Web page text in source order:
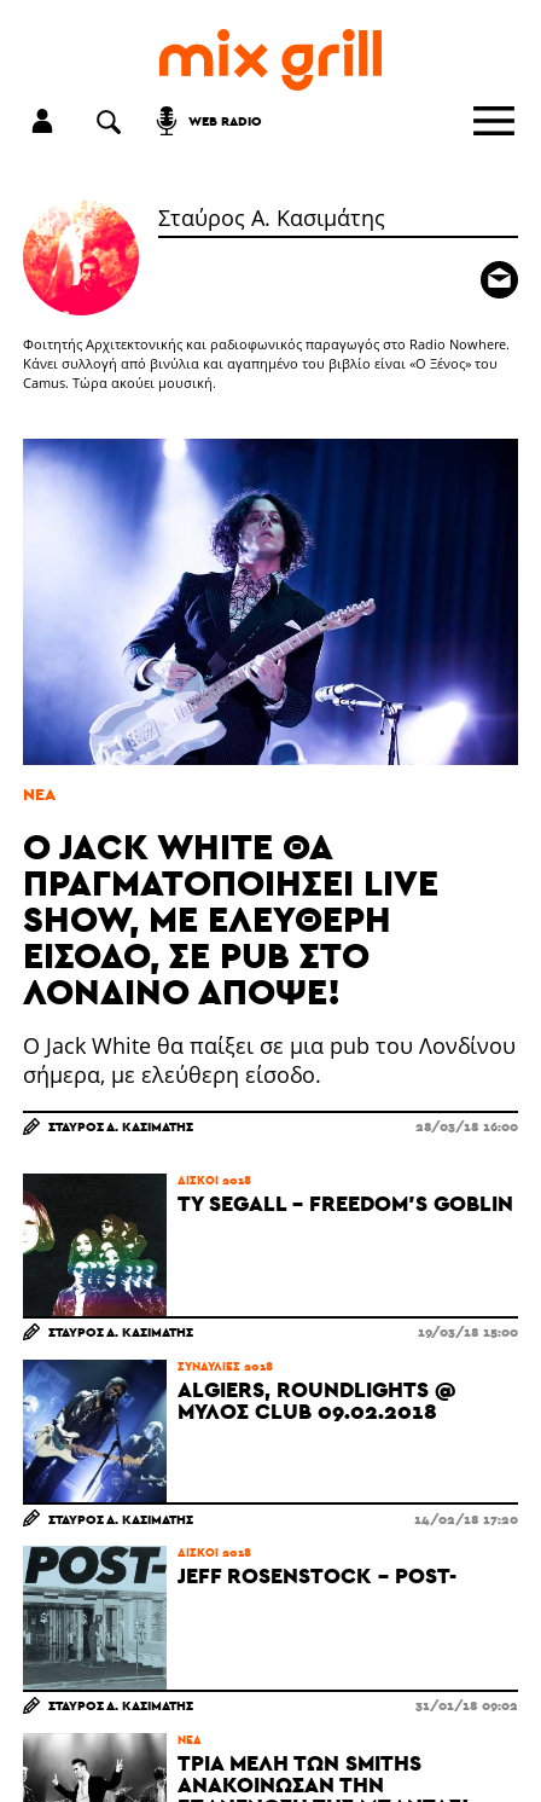
WEB RADIO
Σταύρος Α. Κασιμάτης
Φοιτητής Αρχιτεκτονικής και ραδιοφωνικός παραγωγός στο Radio Nowhere.
Κάνει συλλογή από βινύλια και αγαπημένο του βιβλίο είναι «Ο Ξένος» του
Camus. Τώρα ακούει μουσική.
ΝΈΑ
O JACK WHITE ΘΑ
ΠΡΑΓΜΑΤΟΠΟΙΉΣΕΙ LIVE
SHOW, ΜΕ ΕΛΕΎΘΕΡΗ
ΕΊΣΟΔΟ, ΣΕ PUB ΣΤΟ
ΛΟΝΔΊΝΟ ΑΠΌΨΕ!
Ο Jack White θα παίξει σε μια pub του Λονδίνου
σήμερα, με ελεύθερη είσοδο.
ΣΤΑΎΡΟΣ Α. ΚΑΣΙΜΆΤΗΣ 28/03/18 16:00
ΔΊΣΚΟΙ 2018
TY SEGALL – FREEDOM’S GOBLIN
ΣΤΑΎΡΟΣ Α. ΚΑΣΙΜΆΤΗΣ 19/03/18 15:00
ΣΥΝΑΥΛΊΕΣ 2018
ALGIERS, ROUNDLIGHTS @
ΜΎΛΟΣ CLUB 09.02.2018
ΣΤΑΎΡΟΣ Α. ΚΑΣΙΜΆΤΗΣ 14/02/18 17:20
ΔΊΣΚΟΙ 2018
JEFF ROSENSTOCK - POST-
ΣΤΑΎΡΟΣ Α. ΚΑΣΙΜΆΤΗΣ 31/01/18 09:02
ΝΈΑ
ΤΡΊΑ ΜΈΛΗ ΤΩΝ SMITHS
ΑΝΑΚΟΊΝΩΣΑΝ ΤΗΝ